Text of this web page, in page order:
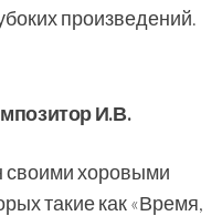
произведений.
И.В.
своими хоровыми
такие как «Время,